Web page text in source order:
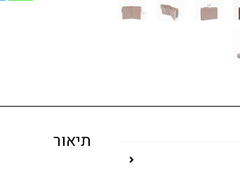
תיאור